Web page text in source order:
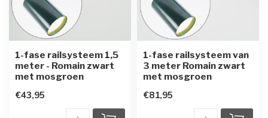
1-fase railsysteem 1,5
meter - Romain zwart
met mosgroen
€43,95
1-fase railsysteem van
3 meter Romain zwart
met mosgroen
€81,95